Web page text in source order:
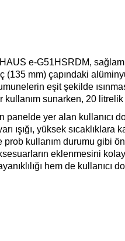
e-G51HSRDM, sağlam
(135 mm) çapındaki
eşit şekilde
kullanım sunarken, 20
panelde yer alan kullanıcı
ışığı, yüksek
prob kullanım durumu gibi
eklenmesini
hem de